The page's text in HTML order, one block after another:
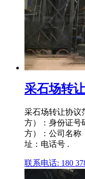
采石场转
采石场转让协议
方）：身份证号
方）：公司名称
址：电话号 .
联系电话: 180